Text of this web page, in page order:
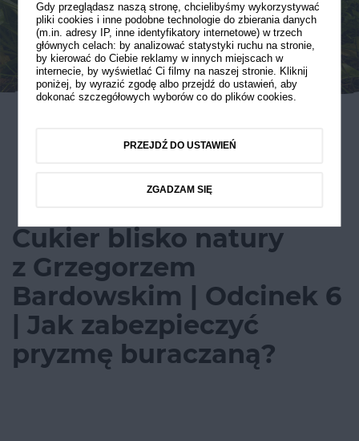
Cukier blisko natury
z Grzegorzem
Bardowskim | Odcinek 6
| Jak zabezpieczyć
pryzmę buraczaną?
Gdy przeglądasz naszą stronę, chcielibyśmy wykorzystywać
pliki cookies i inne podobne technologie do zbierania danych
(m.in. adresy IP, inne identyfikatory internetowe) w trzech
głównych celach: by analizować statystyki ruchu na stronie,
by kierować do Ciebie reklamy w innych miejscach w
internecie, by wyświetlać Ci filmy na naszej stronie. Kliknij
poniżej, by wyrazić zgodę albo przejdź do ustawień, aby
dokonać szczegółowych wyborów co do plików cookies.
PRZEJDŹ DO USTAWIEŃ
ZGADZAM SIĘ